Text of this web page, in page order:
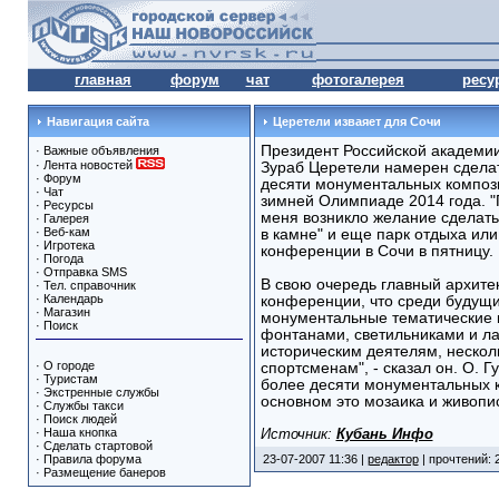
главная форум чат фотогалерея
Навигация сайта
· Важные объявления
· Лента новостей
· Форум
· Чат
· Ресурсы
· Галерея
· Веб-кам
· Игротека
· Погода
· Отправка SMS
· Тел. справочник
· Календарь
· Магазин
· Поиск
· О городе
· Туристам
· Экстренные службы
· Службы такси
· Поиск людей
· Наша кнопка
· Сделать стартовой
· Правила форума
· Размещение банеров
Церетели изваяет для Сочи
Президент Российской
Зураб Церетели намерен
десяти монументальных
зимней Олимпиаде 2014 года.
меня возникло желание
в камне" и еще парк отдыха
конференции в Сочи в пятницу.
В свою очередь главный
конференции, что среди
монументальные
фонтанами, светильниками и
историческим деятелям,
спортсменам", - сказал он. О.
более десяти монументальных
основном это мозаика и
Источник: Кубань Инфо
23-07-2007 11:36 | редактор| прочтений: